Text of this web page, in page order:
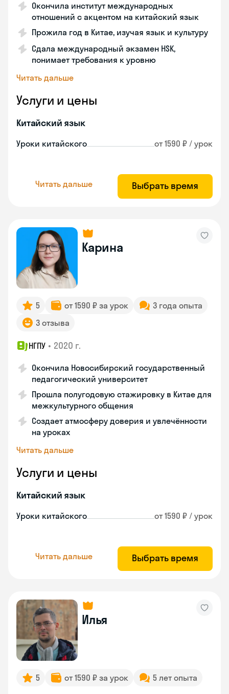
Окончила институт международных
отношений с акцентом на китайский язык
Прожила год в Китае, изучая язык и культуру
Сдала международный экзамен HSK,
понимает требования к уровню
Читать дальше
Услуги и цены
Китайский язык
Уроки китайского от 1590 ₽ / урок
Читать дальше Выбрать время
Карина
5 от 1590 ₽ за урок
3 года опыта
3 отзыва
НГПУ • 2020 г.
Окончила Новосибирский государственный
педагогический университет
Прошла полугодовую стажировку в Китае для
межкультурного общения
Создает атмосферу доверия и увлечённости
на уроках
Читать дальше
Услуги и цены
Китайский язык
Уроки китайского от 1590 ₽ / урок
Читать дальше Выбрать время
Илья
5 от 1590 ₽ за урок 5 лет опыта